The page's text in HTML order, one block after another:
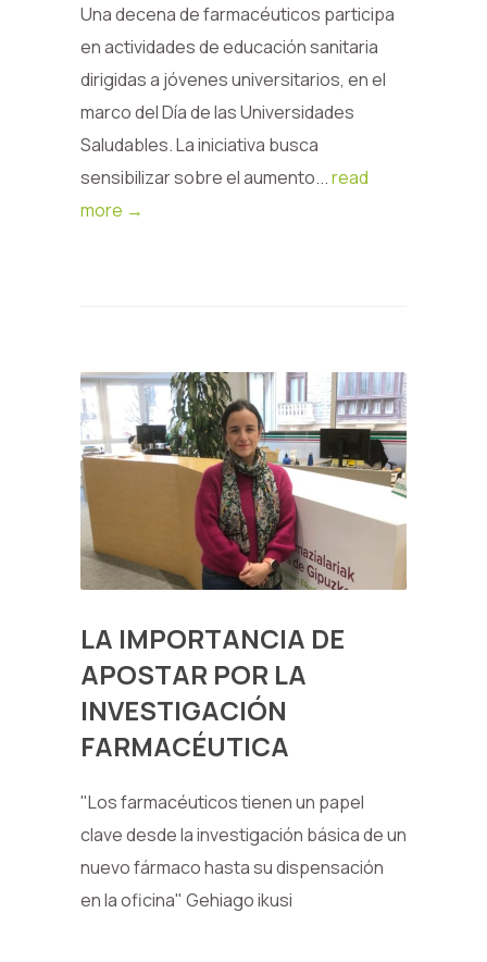
Una decena de farmacéuticos participa
en actividades de educación sanitaria
dirigidas a jóvenes universitarios, en el
marco del Día de las Universidades
Saludables. La iniciativa busca
sensibilizar sobre el aumento...read
more →
LA IMPORTANCIA DE
APOSTAR POR LA
INVESTIGACIÓN
FARMACÉUTICA
"Los farmacéuticos tienen un papel
clave desde la investigación básica de un
nuevo fármaco hasta su dispensación
en la oficina" Gehiago ikusi